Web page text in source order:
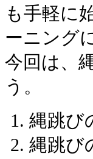
も手軽に
ーニング
今回は、
う。
縄跳び
縄跳び